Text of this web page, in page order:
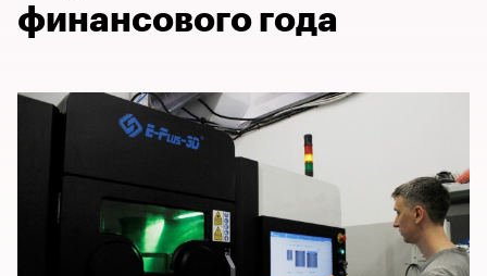
финансового года